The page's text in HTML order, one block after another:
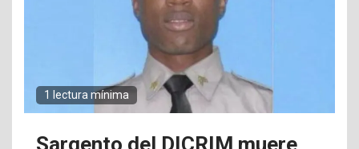
1 lectura mínima
Sargento del DICRIM muere